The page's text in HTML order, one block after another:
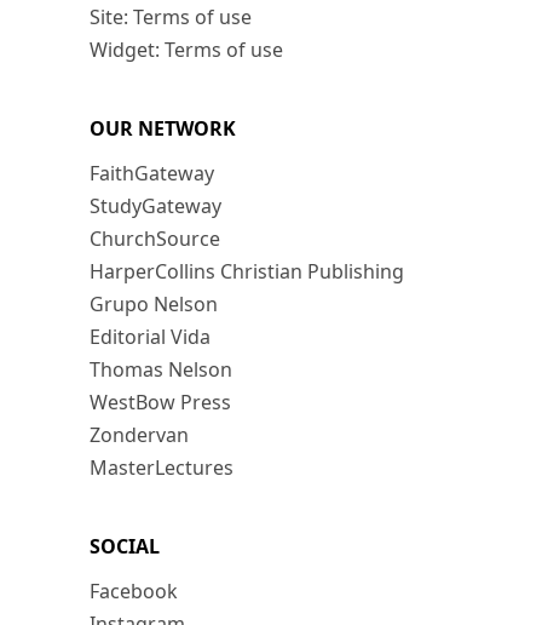
Site: Terms of use
Widget: Terms of use
OUR NETWORK
FaithGateway
StudyGateway
ChurchSource
HarperCollins Christian Publishing
Grupo Nelson
Editorial Vida
Thomas Nelson
WestBow Press
Zondervan
MasterLectures
SOCIAL
Facebook